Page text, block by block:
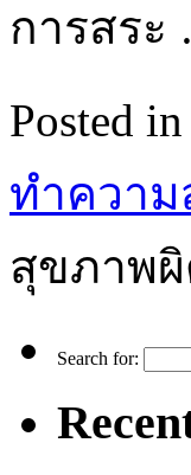
การสระ
Posted in
ทำความ
สุขภาพ
Search for: